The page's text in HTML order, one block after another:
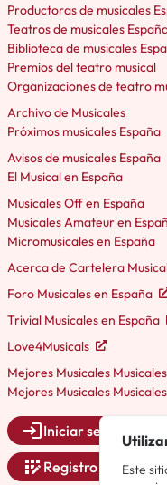
Productoras de musicales
Teatros de musicales
Biblioteca de musicales
Premios del teatro musical
Organizaciones de teatro
Archivo de Musicales
Próximos musicales España
Avisos de musicales España
El Musical en España
Musicales Off en España
Musicales Amateur en
Micromusicales en España
Acerca de Cartelera
Foro Musicales en España
Trivial Musicales en España
Love4Musicals
Mejores Musicales
Mejores Musicales
Iniciar sesión
Registro
Este